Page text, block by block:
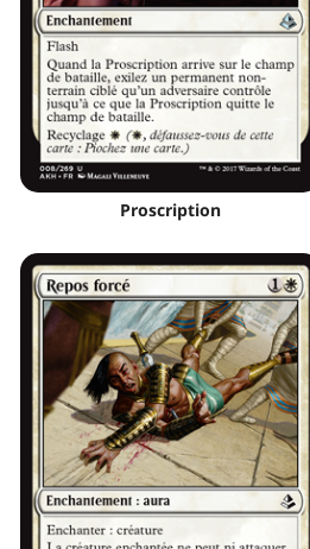
Proscription